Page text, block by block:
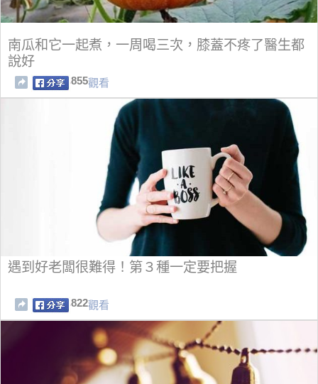
南瓜和它一起煮，一周喝三次，膝蓋不疼了醫生都
說好
855觀看
遇到好老闆很難得！第３種一定要把握
822觀看